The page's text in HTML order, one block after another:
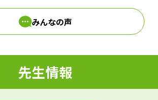
e
o
みんなの声
先生情報